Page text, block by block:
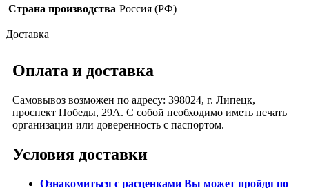
Страна производства Россия (РФ)
Доставка
Оплата и доставка
Самовывоз возможен по адресу: 398024, г. Липецк,
проспект Победы, 29А. С собой необходимо иметь печать
организации или доверенность с паспортом.
Условия доставки
Ознакомиться с расценками Вы может пройдя по